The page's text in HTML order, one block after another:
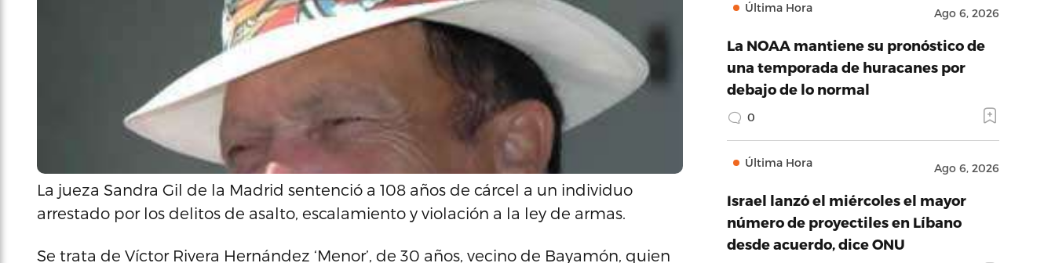
La jueza Sandra Gil de la Madrid sentenció a 108 años de cárcel a un individuo
arrestado por los delitos de asalto, escalamiento y violación a la ley de armas.
Se trata de Víctor Rivera Hernández ‘Menor’, de 30 años, vecino de Bayamón, quien
Última Hora Ago 6, 2026
La NOAA mantiene su pronóstico de
una temporada de huracanes por
debajo de lo normal
0
Última Hora Ago 6, 2026
Israel lanzó el miércoles el mayor
número de proyectiles en Líbano
desde acuerdo, dice ONU